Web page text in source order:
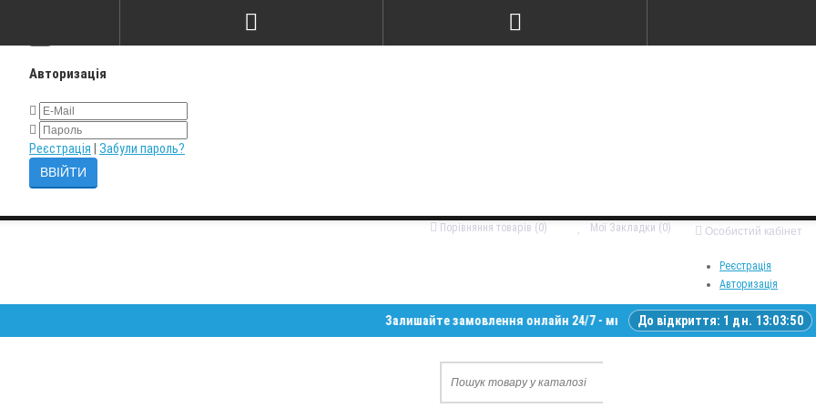
Авторизація
Реєстрація Забули пароль?
Особистий кабінет
Реєстрація
Авторизація
Мої Закладки (0)
Порівняння товарів (0)
Залишайте замовлення онлайн 24/7 - ми зв’яжемося з вами у робочий час •
До відкриття: 1 дн. 13:03:49